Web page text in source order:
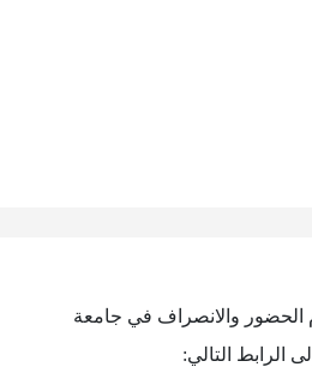
الحضور والانصراف في جامعة
الرابط التالي: